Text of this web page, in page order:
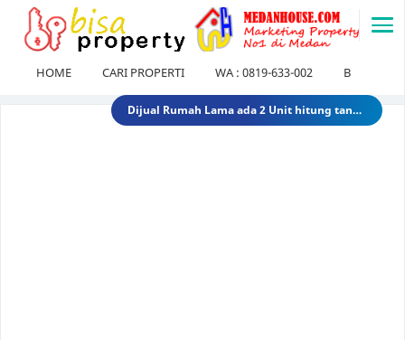
HOME CARI PROPERTI WA : 0819-633-002 BLOG
Dijual Gedung di Medan Area Sebelah Mesjid 3 Lantai + 2 Lantai dan Tanahnya total luas 2583 30 Miliar 40 Miliar gedungdimedanarea1